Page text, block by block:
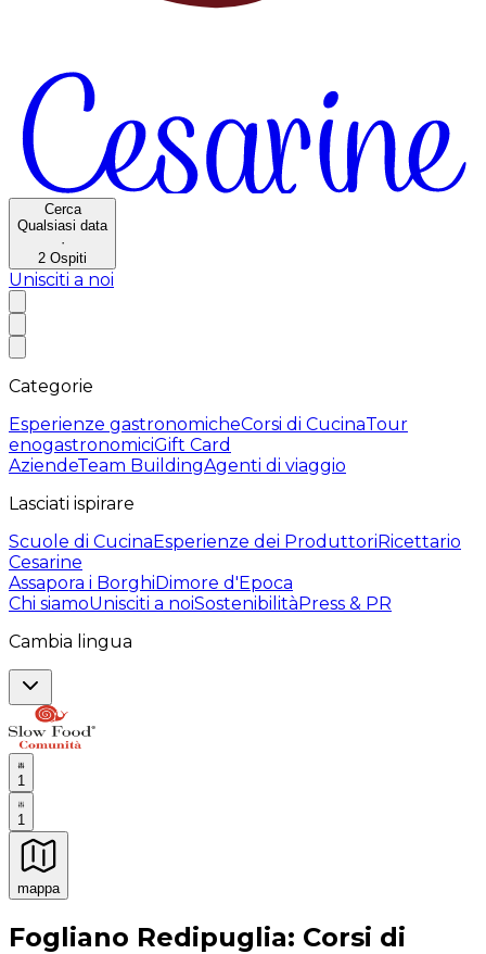
Cerca
Qualsiasi data
·
2 Ospiti
Unisciti a noi
Categorie
Esperienze gastronomicheCorsi di CucinaTour
enogastronomiciGift Card
AziendeTeam BuildingAgenti di viaggio
Lasciati ispirare
Scuole di CucinaEsperienze dei ProduttoriRicettario
Cesarine
Assapora i BorghiDimore d'Epoca
Chi siamoUnisciti a noiSostenibilitàPress & PR
Cambia lingua
1
1
mappa
Esperienze culinarie indimenticabili: Esperienze
Fogliano Redipuglia: Corsi di